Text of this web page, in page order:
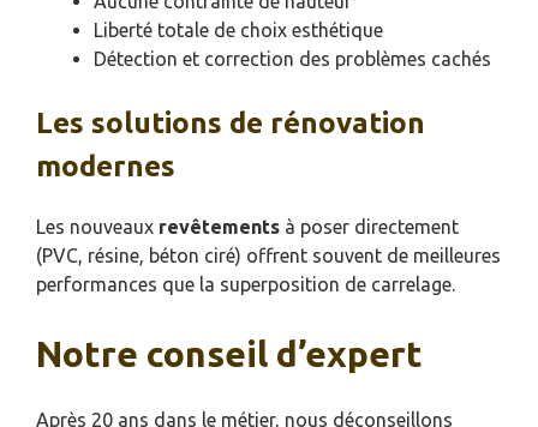
Liberté totale de choix esthétique
Détection et correction des problèmes cachés
Les solutions de rénovation
modernes
Les nouveaux revêtements à poser directement
(PVC, résine, béton ciré) offrent souvent de meilleures
performances que la superposition de carrelage.
Notre conseil d’expert
Après 20 ans dans le métier, nous déconseillons